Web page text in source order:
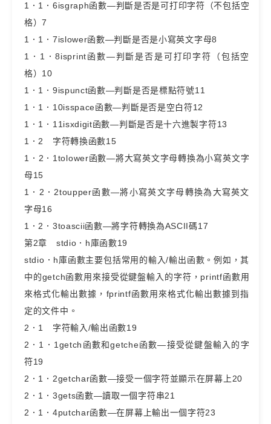
1．1．6isgraph函數—判斷是否是可打印字符（不包括空
格）7
1．1．7islower函數—判斷是否是小寫英文字母8
1．1．8isprint函數—判斷是否是可打印字符（包括空
格）10
1．1．9ispunct函數—判斷是否是標點符號11
1．1．10isspace函數—判斷是否是空白符12
1．1．11isxdigit函數—判斷是否是十六進製字符13
1．2 字符轉換函數15
1．2．1tolower函數—將大寫英文字母轉換為小寫英文字
母15
1．2．2toupper函數—將小寫英文字母轉換為大寫英文
字母16
1．2．3toascii函數—將字符轉換為ASCII碼17
第2章 stdio．h庫函數19
stdio．h庫函數主要包括常用的輸入/輸出函數。例如，其
中的getch函數用來接受從鍵盤輸入的字符，printf函數用
來格式化輸出數據，fprintf函數用來格式化輸出數據到指
定的文件中。
2．1 字符輸入/輸出函數19
2．1．1getch函數和getche函數—接受從鍵盤輸入的字
符19
2．1．2getchar函數—接受一個字符並顯示在屏幕上20
2．1．3gets函數—讀取一個字符串21
2．1．4putchar函數—在屏幕上輸出一個字符23